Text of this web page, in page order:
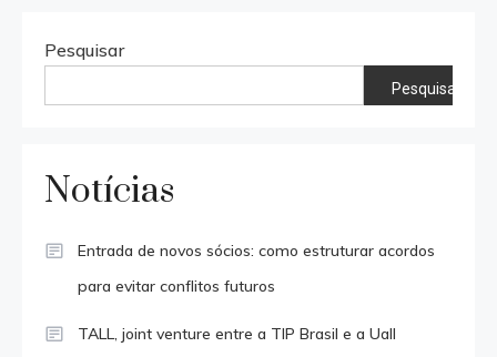
Pesquisar
Pesquisar
Notícias
Entrada de novos sócios: como estruturar acordos
para evitar conflitos futuros
TALL, joint venture entre a TIP Brasil e a Uall